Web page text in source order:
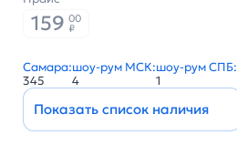
159 00
₽
Самара:
345
шоу-рум МСК:
4
шоу-рум СПБ:
1
Показать список наличия